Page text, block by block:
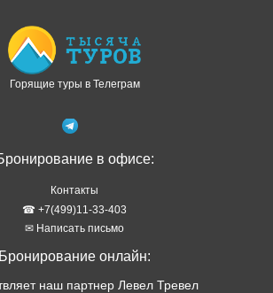
Горящие туры в Телеграм
в офисе:
Контакты
☎ +7(499)11-33-403
✉ Написать письмо
Бронирование онлайн:
наш партнер Левел Тревел